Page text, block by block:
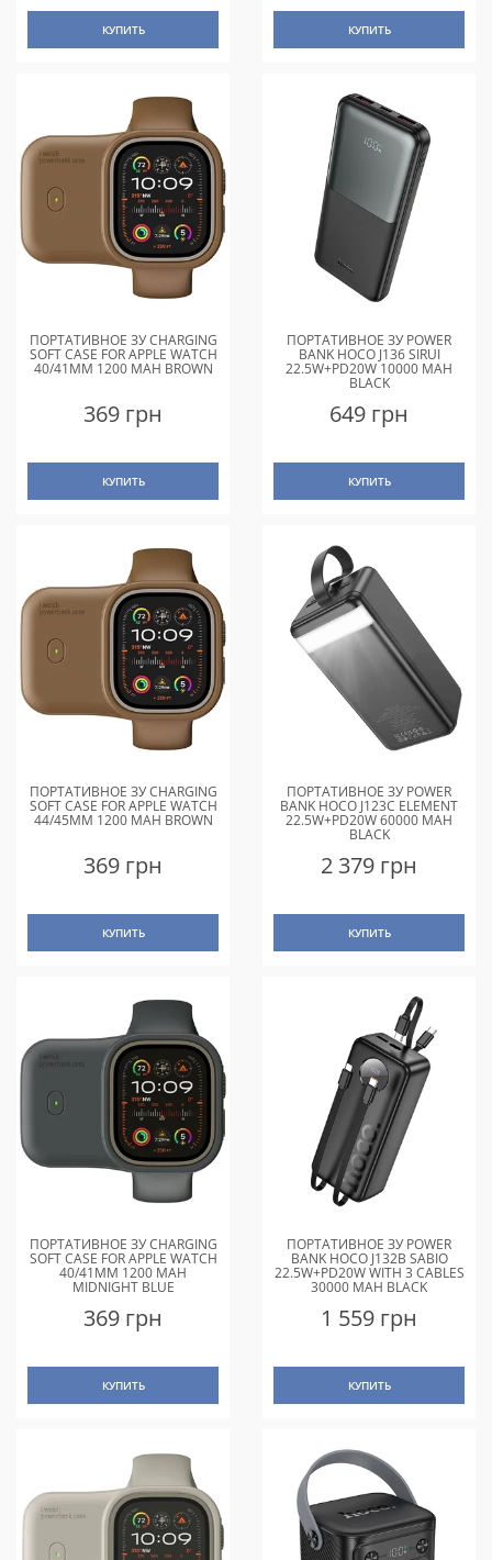
КУПИТЬ КУПИТЬ
ПОРТАТИВНОЕ ЗУ CHARGING
SOFT CASE FOR APPLE WATCH
40/41MM 1200 MAH BROWN
369 грн
КУПИТЬ
ПОРТАТИВНОЕ ЗУ POWER
BANK HOCO J136 SIRUI
22.5W+PD20W 10000 MAH
BLACK
649 грн
КУПИТЬ
ПОРТАТИВНОЕ ЗУ CHARGING
SOFT CASE FOR APPLE WATCH
44/45MM 1200 MAH BROWN
369 грн
КУПИТЬ
ПОРТАТИВНОЕ ЗУ POWER
BANK HOCO J123C ELEMENT
22.5W+PD20W 60000 MAH
BLACK
2 379 грн
КУПИТЬ
ПОРТАТИВНОЕ ЗУ CHARGING
SOFT CASE FOR APPLE WATCH
40/41MM 1200 MAH
MIDNIGHT BLUE
369 грн
КУПИТЬ
ПОРТАТИВНОЕ ЗУ POWER
BANK HOCO J132B SABIO
22.5W+PD20W WITH 3 CABLES
30000 MAH BLACK
1 559 грн
КУПИТЬ